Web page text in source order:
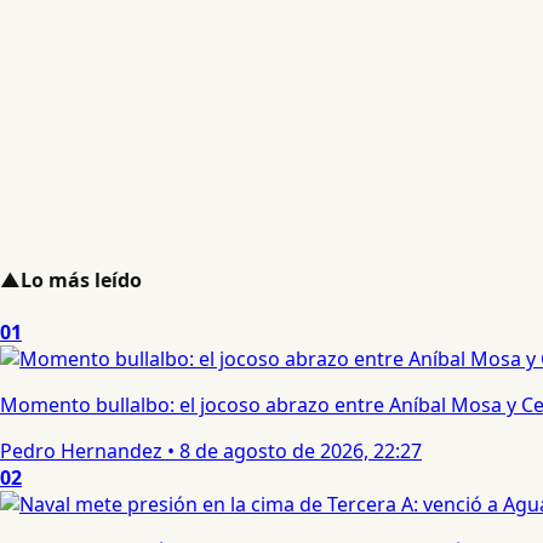
▲Lo más leído
01
Momento bullalbo: el jocoso abrazo entre Aníbal Mosa y
Pedro Hernandez • 8 de agosto de 2026, 22:27
02